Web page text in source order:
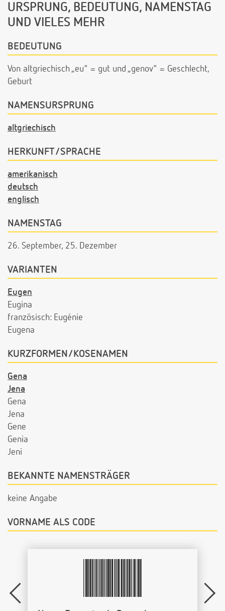
URSPRUNG, BEDEUTUNG, NAMENSTAG
UND VIELES MEHR
BEDEUTUNG
Von altgriechisch „eu" = gut und „genov" = Geschlecht,
Geburt
NAMENSURSPRUNG
altgriechisch
HERKUNFT/SPRACHE
amerikanisch
deutsch
englisch
NAMENSTAG
26. September, 25. Dezember
VARIANTEN
Eugen
Eugina
französisch: Eugénie
Eugena
KURZFORMEN/KOSENAMEN
Gena
Jena
Gena
Jena
Gene
Genia
Jeni
BEKANNTE NAMENSTRÄGER
keine Angabe
VORNAME ALS CODE